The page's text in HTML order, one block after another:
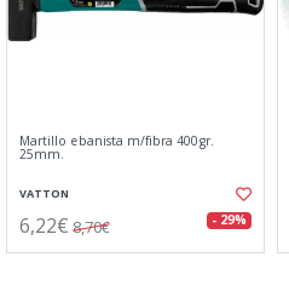
Martillo ebanista m/fibra 400gr.
25mm.
VATTON
6,22€ 8,70€ - 29%